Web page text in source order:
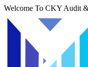
Welcome To CKY Audit